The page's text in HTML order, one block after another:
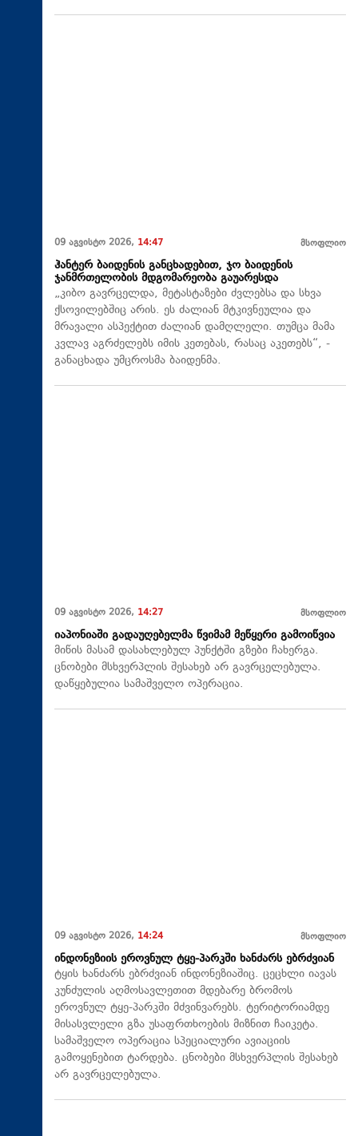
09 აგვისტო 2026, 14:47 მსოფლიო
ჰანტერ ბაიდენის განცხადებით, ჯო ბაიდენის
ჯანმრთელობის მდგომარეობა გაუარესდა
„კიბო გავრცელდა, მეტასტაზები ძვლებსა და სხვა
ქსოვილებშიც არის. ეს ძალიან მტკივნეულია და
მრავალი ასპექტით ძალიან დამღლელი. თუმცა მამა
კვლავ აგრძელებს იმის კეთებას, რასაც აკეთებს“, -
განაცხადა უმცროსმა ბაიდენმა.
09 აგვისტო 2026, 14:27 მსოფლიო
იაპონიაში გადაუღებელმა წვიმამ მეწყერი გამოიწვია
მიწის მასამ დასახლებულ პუნქტში გზები ჩახერგა.
ცნობები მსხვერპლის შესახებ არ გავრცელებულა.
დაწყებულია სამაშველო ოპერაცია.
09 აგვისტო 2026, 14:24 მსოფლიო
ინდონეზიის ეროვნულ ტყე-პარკში ხანძარს ებრძვიან
ტყის ხანძარს ებრძვიან ინდონეზიაშიც. ცეცხლი იავას
კუნძულის აღმოსავლეთით მდებარე ბრომოს
ეროვნულ ტყე-პარკში მძვინვარებს. ტერიტორიამდე
მისასვლელი გზა უსაფრთხოების მიზნით ჩაიკეტა.
სამაშველო ოპერაცია სპეციალური ავიაციის
გამოყენებით ტარდება. ცნობები მსხვერპლის შესახებ
არ გავრცელებულა.